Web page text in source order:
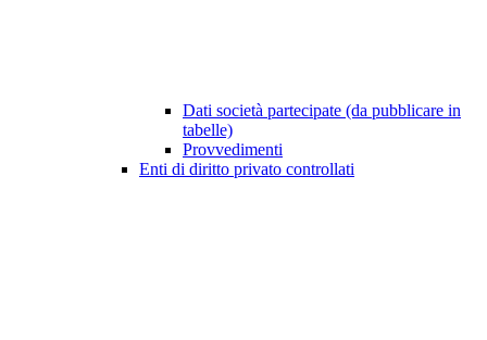
Dati società partecipate (da pubblicare in
tabelle)
Provvedimenti
Enti di diritto privato controllati